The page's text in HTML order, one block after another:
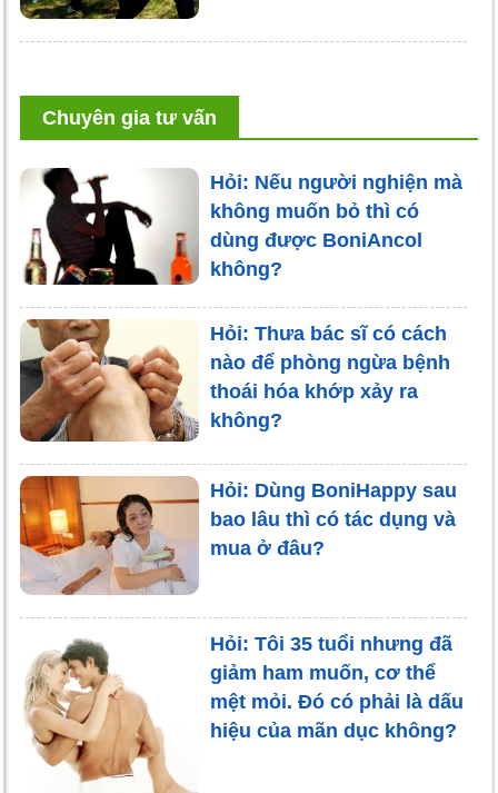
Chuyên gia tư vấn
Hỏi: Nếu người nghiện mà
không muốn bỏ thì có
dùng được BoniAncol
không?
Hỏi: Thưa bác sĩ có cách
nào để phòng ngừa bệnh
thoái hóa khớp xảy ra
không?
Hỏi: Dùng BoniHappy sau
bao lâu thì có tác dụng và
mua ở đâu?
Hỏi: Tôi 35 tuổi nhưng đã
giảm ham muốn, cơ thể
mệt mỏi. Đó có phải là dấu
hiệu của mãn dục không?